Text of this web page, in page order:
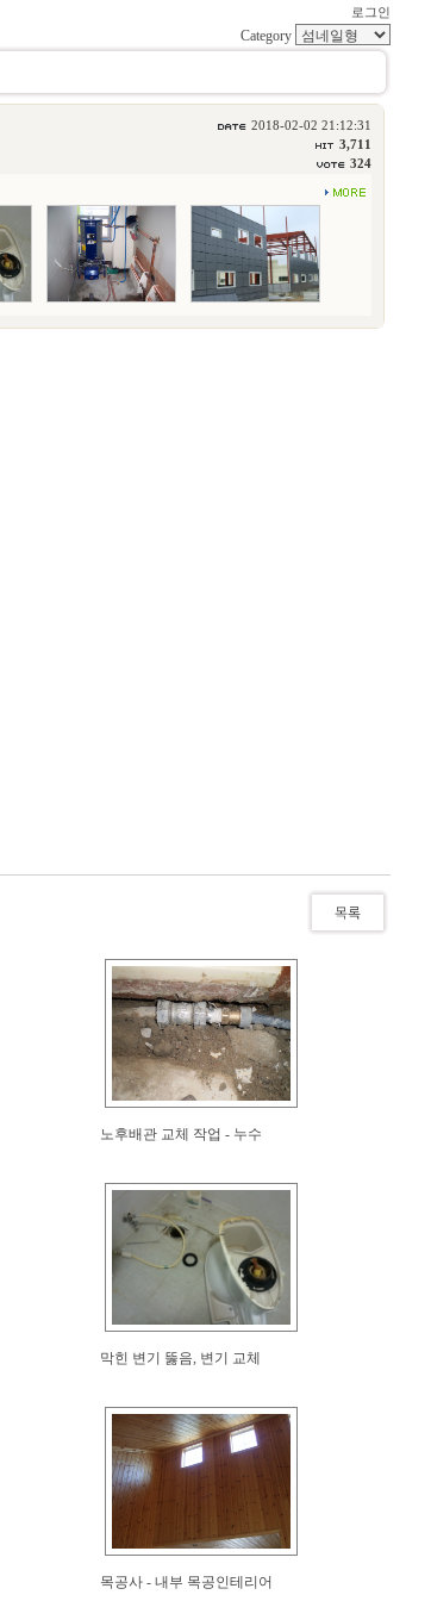
로그인
Category
2018-02-02 21:12:31
3,711
324
노후배관 교체 작업 - 누수
막힌 변기 뚫음, 변기 교체
목공사 - 내부 목공인테리어